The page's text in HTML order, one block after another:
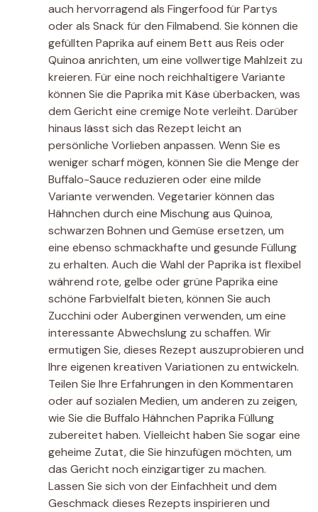
auch hervorragend als Fingerfood für Partys
oder als Snack für den Filmabend. Sie können die
gefüllten Paprika auf einem Bett aus Reis oder
Quinoa anrichten, um eine vollwertige Mahlzeit zu
kreieren. Für eine noch reichhaltigere Variante
können Sie die Paprika mit Käse überbacken, was
dem Gericht eine cremige Note verleiht. Darüber
hinaus lässt sich das Rezept leicht an
persönliche Vorlieben anpassen. Wenn Sie es
weniger scharf mögen, können Sie die Menge der
Buffalo-Sauce reduzieren oder eine milde
Variante verwenden. Vegetarier können das
Hähnchen durch eine Mischung aus Quinoa,
schwarzen Bohnen und Gemüse ersetzen, um
eine ebenso schmackhafte und gesunde Füllung
zu erhalten. Auch die Wahl der Paprika ist flexibel 
während rote, gelbe oder grüne Paprika eine
schöne Farbvielfalt bieten, können Sie auch
Zucchini oder Auberginen verwenden, um eine
interessante Abwechslung zu schaffen. Wir
ermutigen Sie, dieses Rezept auszuprobieren und
Ihre eigenen kreativen Variationen zu entwickeln.
Teilen Sie Ihre Erfahrungen in den Kommentaren
oder auf sozialen Medien, um anderen zu zeigen,
wie Sie die Buffalo Hähnchen Paprika Füllung
zubereitet haben. Vielleicht haben Sie sogar eine
geheime Zutat, die Sie hinzufügen möchten, um
das Gericht noch einzigartiger zu machen.
Lassen Sie sich von der Einfachheit und dem
Geschmack dieses Rezepts inspirieren und